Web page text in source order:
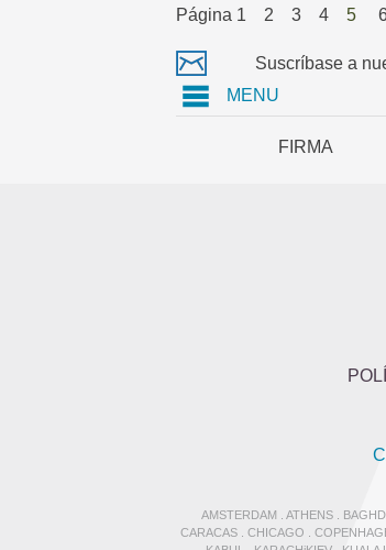
Página 1 2 3 4 5
Suscríbase a
MENU
FIRMA
AMSTERDAM . ATHENS .
CARACAS . CHICAGO .